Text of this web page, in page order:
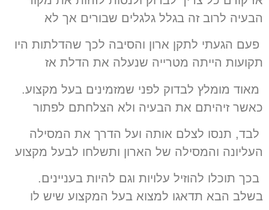
הבעיה לרוב זה בגלל גלגלים שבורים אך לא
פעם הגעתי לתקן ארון והסיבה לכך שהדלתות היו
תקועות הייתה מטרייה שנעלה את הדלת אז
מאוד מומלץ לבדוק לפני שמזמינים בעל מקצוע.
כאשר זיהיתם את הבעיה ולא הצלחתם לפתור
לבד, תנסו לצלם אותה ועל הדרך את המסילה
העליונה והמסילה של הארון ותשלחו לבעל מקצוע
בכך תוכלו להוזיל עלויות וגם להיות בעניינים.
בשלב הבא תדאגו למצוא בעל המקצוע שיש לו